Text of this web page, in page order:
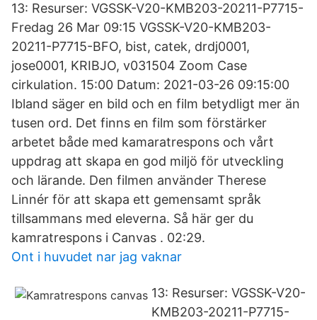
13: Resurser: VGSSK-V20-KMB203-20211-P7715-
Fredag 26 Mar 09:15 VGSSK-V20-KMB203-
20211-P7715-BFO, bist, catek, drdj0001,
jose0001, KRIBJO, v031504 Zoom Case
cirkulation. 15:00 Datum: 2021-03-26 09:15:00
Ibland säger en bild och en film betydligt mer än
tusen ord. Det finns en film som förstärker
arbetet både med kamaratrespons och vårt
uppdrag att skapa en god miljö för utveckling
och lärande. Den filmen använder Therese
Linnér för att skapa ett gemensamt språk
tillsammans med eleverna. Så här ger du
kamratrespons i Canvas . 02:29.
Ont i huvudet nar jag vaknar
13: Resurser: VGSSK-V20-
KMB203-20211-P7715-